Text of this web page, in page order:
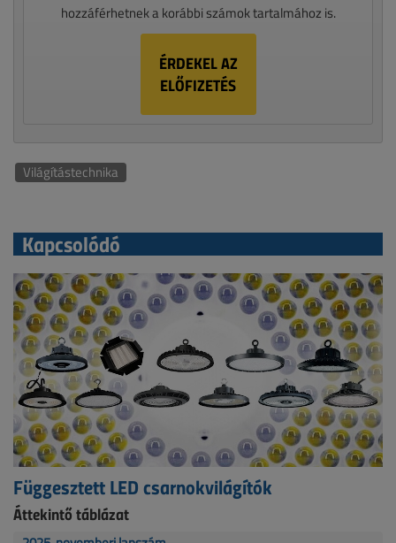
hozzáférhetnek a korábbi számok tartalmához is.
ÉRDEKEL AZ
ELŐFIZETÉS
Világítástechnika
Kapcsolódó
Függesztett LED csarnokvilágítók
Áttekintő táblázat